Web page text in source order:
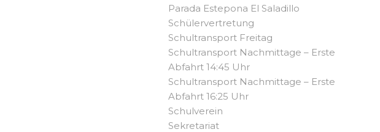
Parada Estepona El Saladillo
Schülervertretung
Schultransport Freitag
Schultransport Nachmittage – Erste
Abfahrt 14:45 Uhr
Schultransport Nachmittage – Erste
Abfahrt 16:25 Uhr
Schulverein
Sekretariat